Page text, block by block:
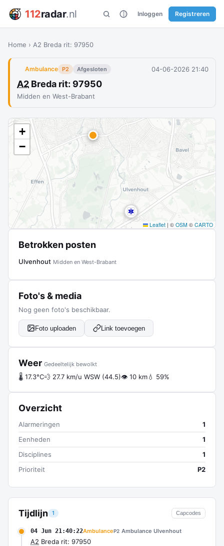
112radar.nl Inloggen Registreren
Home › A2 Breda rit: 97950
Ambulance P2 Afgesloten 04-06-2026 21:40
A2 Breda rit: 97950
Midden en West-Brabant
Tijdlijn 1 Capcodes
04 Jun 21:40:22AmbulanceP2 Ambulance Ulvenhout
A2 Breda rit: 97950
+
−
Leaflet | © OSM © CARTO
Betrokken posten
Ulvenhout Midden en West-Brabant
Foto's & media
Nog geen foto's beschikbaar.
Foto uploaden Link toevoegen
Weer Gedeeltelijk bewolkt
🌡 17.3°C💨 27.7 km/u WSW (44.5)👁 10 km💧 59%
Overzicht
Alarmeringen
1
Eenheden
1
Disciplines
1
Prioriteit
P2